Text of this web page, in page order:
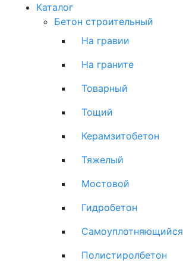
Каталог
Бетон строительный
На гравии
На граните
Товарный
Тощий
Керамзитобетон
Тяжелый
Мостовой
Гидробетон
Самоуплотняющийся
Полистиролбетон